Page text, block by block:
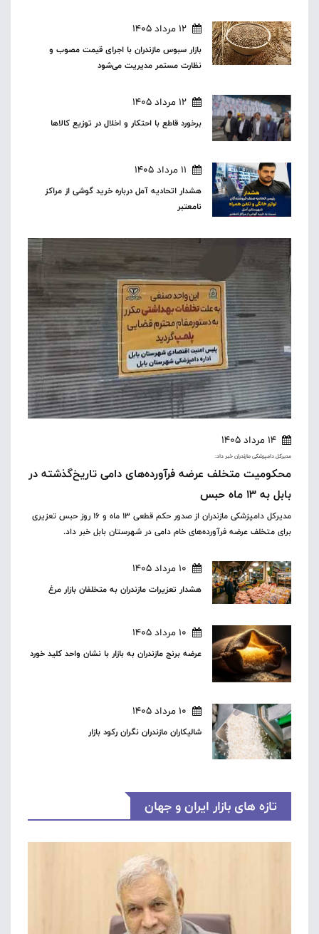
12 مرداد 1405
بازار سبوس مازندران با اجرای قیمت مصوب و
نظارت مستمر مدیریت می‌شود
12 مرداد 1405
برخورد قاطع با احتکار و اخلال در توزیع کالاها
11 مرداد 1405
هشدار اتحادیه آمل درباره خرید گوشی از مراکز
نامعتبر
14 مرداد 1405
مدیرکل دامپزشکی مازندران خبر داد:
محکومیت متخلف عرضه فرآورده‌های دامی تاریخ‌گذشته در
بابل به ۱۳ ماه حبس
مدیرکل دامپزشکی مازندران از صدور حکم قطعی ۱۳ ماه و ۱۶ روز حبس تعزیری
برای متخلف عرضه فرآورده‌های خام دامی در شهرستان بابل خبر داد.
10 مرداد 1405
هشدار تعزیرات مازندران به متخلفان بازار مرغ
10 مرداد 1405
عرضه برنج مازندران به بازار با نشان واحد کلید خورد
10 مرداد 1405
شالیکاران مازندران نگران رکود بازار
تازه های بازار ایران و جهان